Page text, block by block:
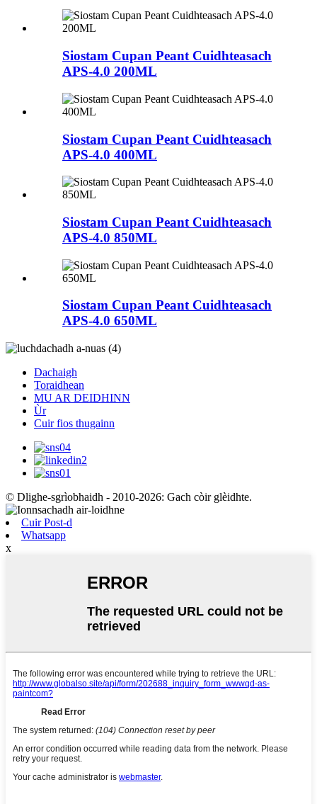
Siostam Cupan Peant Cuidhteasach
APS-4.0 200ML
Siostam Cupan Peant Cuidhteasach
APS-4.0 400ML
Siostam Cupan Peant Cuidhteasach
APS-4.0 850ML
Siostam Cupan Peant Cuidhteasach
APS-4.0 650ML
Dachaigh
Toraidhean
MU AR DEIDHINN
Ùr
Cuir fios thugainn
© Dlighe-sgrìobhaidh - 2010-2026: Gach còir glèidhte.
Cuir Post-d
Whatsapp
x